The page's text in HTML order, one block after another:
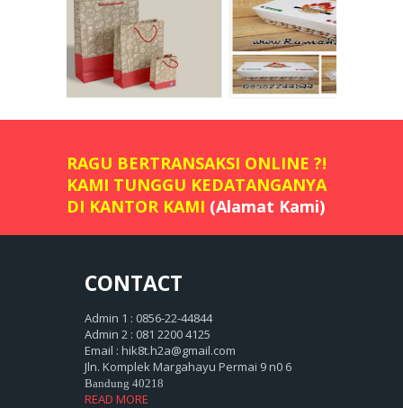
RAGU BERTRANSAKSI ONLINE ?!
KAMI TUNGGU KEDATANGANYA
DI KANTOR KAMI (Alamat Kami)
CONTACT
Admin 1 : 0856-22-44844
Admin 2 : 081 2200 4125
Email : hik8t.h2a@gmail.com
Jln. Komplek Margahayu Permai 9 n0 6
Bandung 40218
READ MORE